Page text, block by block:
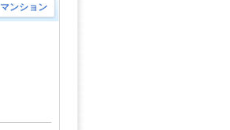
マンション